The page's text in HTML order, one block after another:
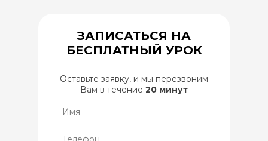
ЗАПИСАТЬСЯ НА
БЕСПЛАТНЫЙ УРОК
Оставьте заявку, и мы перезвоним
Вам в течение 20 минут